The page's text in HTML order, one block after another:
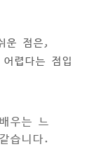
운 점은,
렵다는 점입
우는 느
습니다.